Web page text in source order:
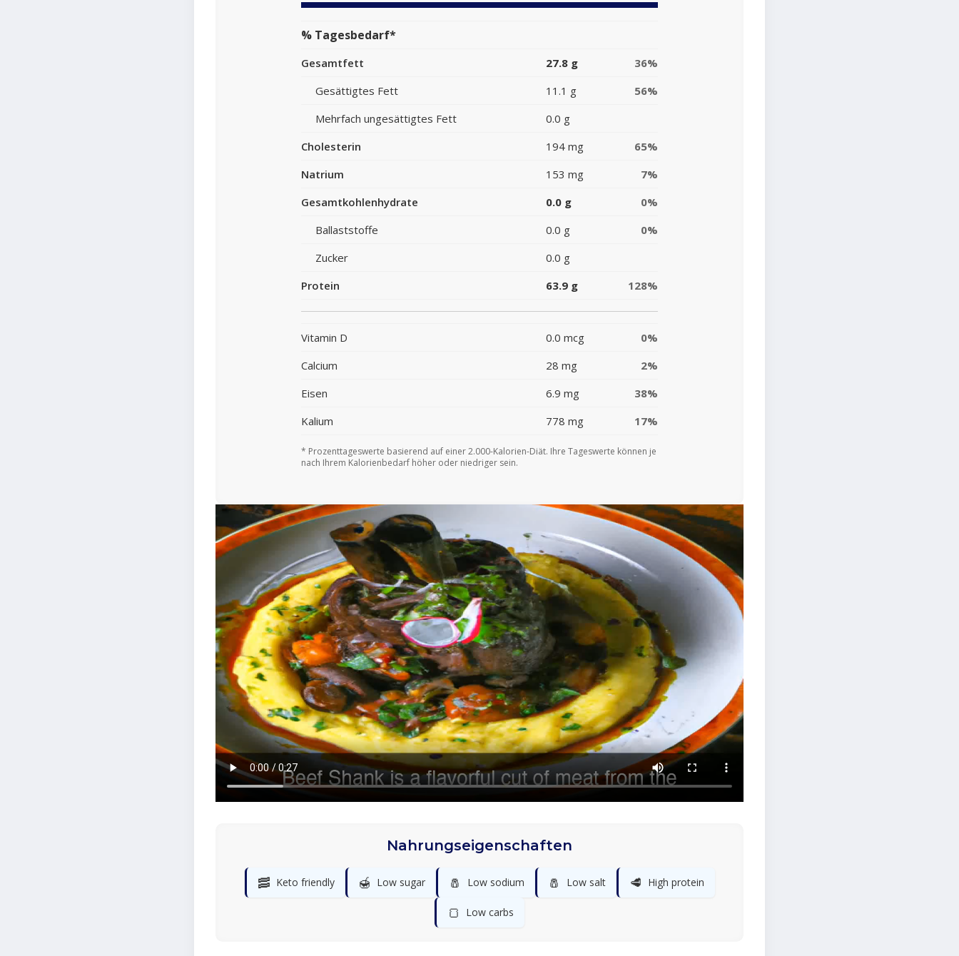
% Tagesbedarf*
Gesamtfett 27.8 g
36%
Gesättigtes Fett
11.1 g
56%
Mehrfach ungesättigtes Fett
0.0 g
Cholesterin
194 mg
65%
Natrium
153 mg
7%
Gesamtkohlenhydrate
0.0 g
0%
Ballaststoffe
0.0 g
0%
Zucker
0.0 g
Protein
63.9 g 128%
Vitamin D 0.0 mcg
0%
Calcium
28 mg
2%
Eisen
6.9 mg
38%
Kalium
778 mg 17%
* Prozenttageswerte basierend auf einer 2.000-Kalorien-Diät. Ihre Tageswerte können je
nach Ihrem Kalorienbedarf höher oder niedriger sein.
Nahrungseigenschaften
🥓 Keto friendly 🍯 Low sugar 🧂 Low sodium 🧂 Low salt 🥩 High protein
🍞 Low carbs